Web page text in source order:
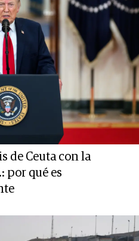
de Ceuta con la
por qué es